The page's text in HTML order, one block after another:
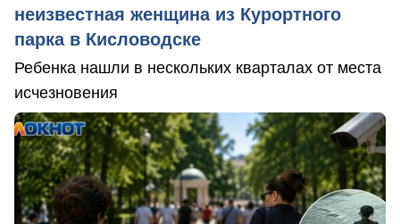
неизвестная женщина из Курортного
парка в Кисловодске
Ребенка нашли в нескольких кварталах от места
исчезновения